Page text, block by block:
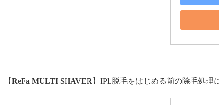
【ReFa MULTI SHAVER 】IPL脱毛をはじめる前の除毛処理